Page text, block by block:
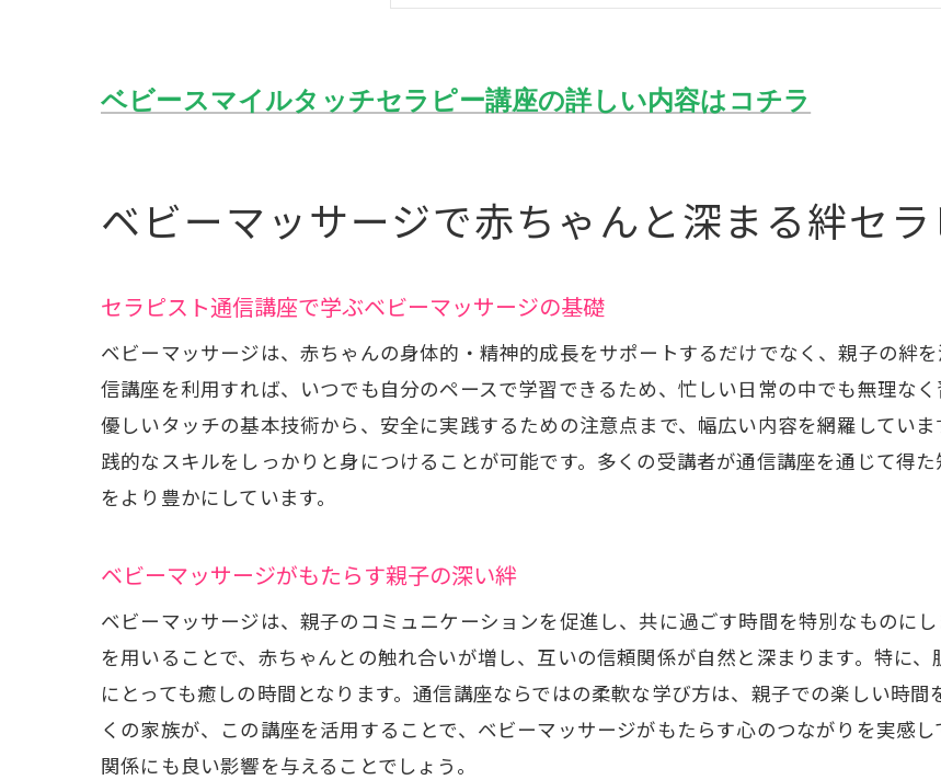
通信講座での実践的ベビーマッサージの習得法
ベビーマッサージで生まれる親子の信頼関係
ライフスタイルに合わせた学習方法
親子の時間を大切にする学びの場
ベビーマッサージを通じた親子の時間の充実
柔軟な学びで得る新しい親子のライフスタイル
赤ちゃんの成長をサポートするセラピスト通信講座の利
赤ちゃんの発達に寄与するベビーマッサージ
専門知識を活用した赤ちゃんの成長サポート
通信講座を通じて得る育児の知識
赤ちゃんの健やかな成長を促す方法
セラピスト通信講座で学ぶベビーマッサージの効果と
ベビーマッサージの具体的な効果とは
ベビースマイルタッチセラピー講座の詳しい内容はコチラ
ベビーマッサージで赤ちゃんと深まる絆セ
セラピスト通信講座で学ぶベビーマッサージの基礎
ベビーマッサージは、赤ちゃんの身体的・精神的成長をサポートするだけでなく、親子の絆
信講座を利用すれば、いつでも自分のペースで学習できるため、忙しい日常の中でも無理な
優しいタッチの基本技術から、安全に実践するための注意点まで、幅広い内容を網羅してい
践的なスキルをしっかりと身につけることが可能です。多くの受講者が通信講座を通じて得
をより豊かにしています。
ベビーマッサージがもたらす親子の深い絆
ベビーマッサージは、親子のコミュニケーションを促進し、共に過ごす時間を特別なものに
を用いることで、赤ちゃんとの触れ合いが増し、互いの信頼関係が自然と深まります。特に
にとっても癒しの時間となります。通信講座ならではの柔軟な学び方は、親子での楽しい時
くの家族が、この講座を活用することで、ベビーマッサージがもたらす心のつながりを実感
関係にも良い影響を与えることでしょう。